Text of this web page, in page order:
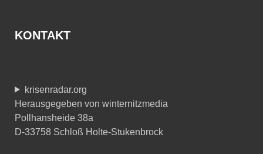
KONTAKT
krisenradar.org
Herausgegeben von winternitzmedia
Pollhansheide 38a
D-33758 Schloß Holte-Stukenbrock